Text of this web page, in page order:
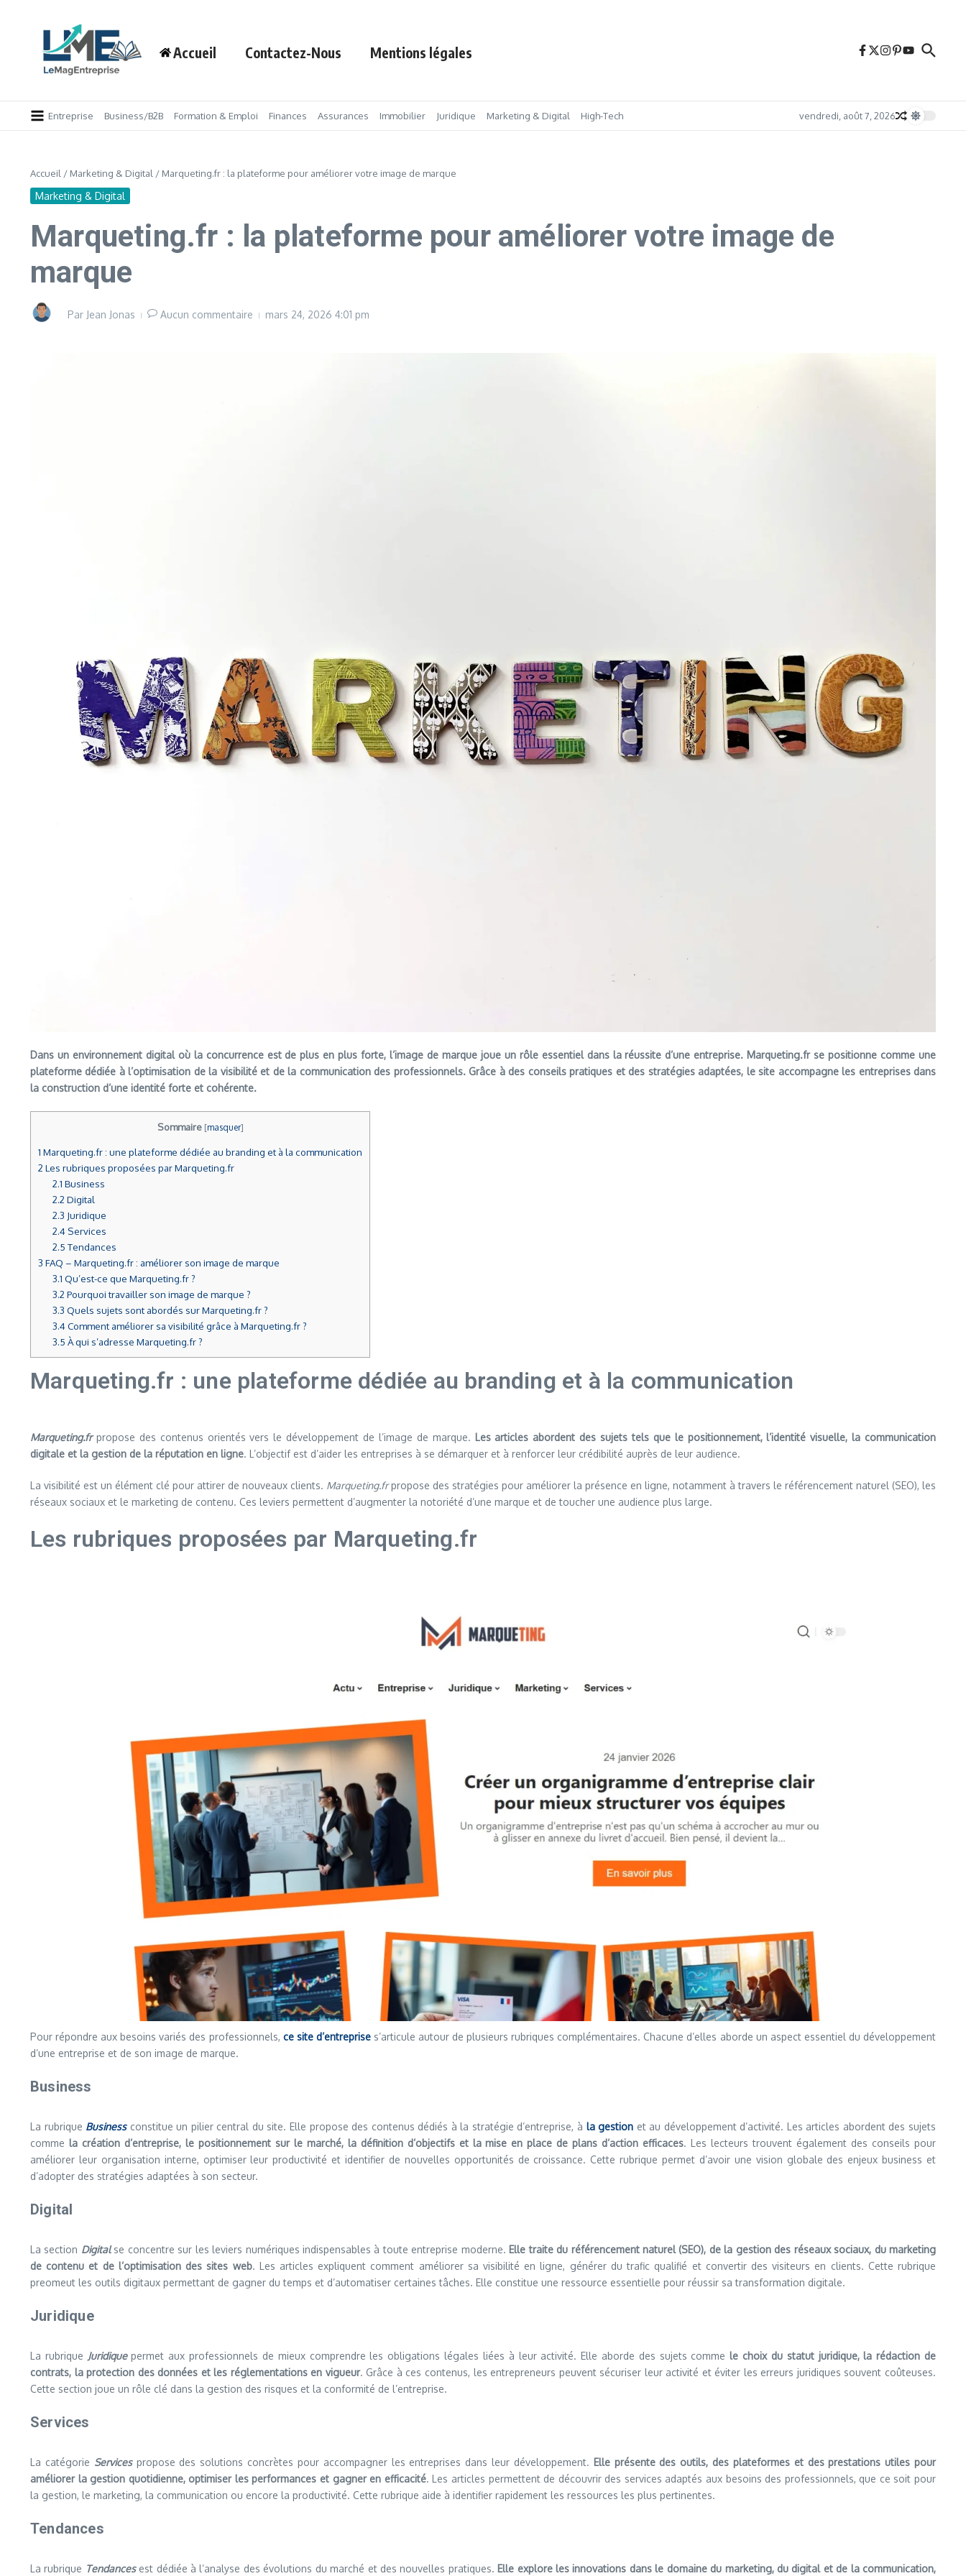
Accueil Contactez-Nous Mentions légales
Entreprise Business/B2B Formation & Emploi Finances Assurances Immobilier Juridique Marketing & Digital High-Tech vendredi, août 7, 2026
Accueil / Marketing & Digital / Marqueting.fr : la plateforme pour améliorer votre image de marque
Marketing & Digital
Marqueting.fr : la plateforme pour améliorer votre image de
marque
Par Jean Jonas Aucun commentaire mars 24, 2026 4:01 pm
Dans un environnement digital où la concurrence est de plus en plus forte, l’image de marque joue un rôle essentiel dans la réussite d’une entreprise. Marqueting.fr se positionne comme une
plateforme dédiée à l’optimisation de la visibilité et de la communication des professionnels. Grâce à des conseils pratiques et des stratégies adaptées, le site accompagne les entreprises dans
la construction d’une identité forte et cohérente.
Sommaire [masquer]
1 Marqueting.fr : une plateforme dédiée au branding et à la communication
2 Les rubriques proposées par Marqueting.fr
2.1 Business
2.2 Digital
2.3 Juridique
2.4Services
2.5Tendances
3 FAQ – Marqueting.fr : améliorer son image de marque
3.1 Qu’est-ce que Marqueting.fr ?
3.2 Pourquoi travailler son image de marque ?
3.3 Quels sujets sont abordés sur Marqueting.fr ?
3.4Comment améliorer sa visibilité grâce à Marqueting.fr ?
3.5 À qui s’adresse Marqueting.fr ?
Marqueting.fr : une plateforme dédiée au branding et à la communication
Marqueting.frpropose des contenus orientés vers le développement de l’image de marque. Les articles abordent des sujets tels que le positionnement, l’identité visuelle, la communication
digitale et la gestion de la réputation en ligne. L’objectif est d’aider les entreprises à se démarquer et à renforcer leur crédibilité auprès de leur audience.
La visibilité est un élément clé pour attirer de nouveaux clients. Marqueting.frpropose des stratégies pour améliorer la présence en ligne, notamment à travers le référencement naturel (SEO), les
réseaux sociaux et le marketing de contenu. Ces leviers permettent d’augmenter la notoriété d’une marque et de toucher une audience plus large.
Les rubriques proposées par Marqueting.fr
Pour répondre aux besoins variés des professionnels, ce site d’entreprises’articule autour de plusieurs rubriques complémentaires. Chacune d’elles aborde un aspect essentiel du développement
d’une entreprise et de son image de marque.
Business
La rubrique Businessconstitue un pilier central du site. Elle propose des contenus dédiés à la stratégie d’entreprise, à la gestion et au développement d’activité. Les articles abordent des sujets
comme la création d’entreprise, le positionnement sur le marché, la définition d’objectifs et la mise en place de plans d’action efficaces. Les lecteurs trouvent également des conseils pour
améliorer leur organisation interne, optimiser leur productivité et identifier de nouvelles opportunités de croissance. Cette rubrique permet d’avoir une vision globale des enjeux business et
d’adopter des stratégies adaptées à son secteur.
Digital
La section Digitalse concentre sur les leviers numériques indispensables à toute entreprise moderne. Elle traite du référencement naturel (SEO), de la gestion des réseaux sociaux, du marketing
de contenu et de l’optimisation des sites web. Les articles expliquent comment améliorer sa visibilité en ligne, générer du trafic qualifié et convertir des visiteurs en clients. Cette rubrique
preomeut les outils digitaux permettant de gagner du temps et d’automatiser certaines tâches. Elle constitue une ressource essentielle pour réussir sa transformation digitale.
Juridique
La rubrique Juridique permet aux professionnels de mieux comprendre les obligations légales liées à leur activité. Elle aborde des sujets commele choix du statut juridique, la rédaction de
contrats, la protection des données et les réglementations en vigueur. Grâce à ces contenus, les entrepreneurs peuvent sécuriser leur activité et éviter les erreurs juridiques souvent coûteuses.
Cette section joue un rôle clé dans la gestion des risques et la conformité de l’entreprise.
Services
La catégorie Servicespropose des solutions concrètes pour accompagner les entreprises dans leur développement. Elle présente des outils, des plateformes et des prestations utiles pour
améliorer la gestion quotidienne, optimiser les performances et gagner en efficacité. Les articles permettent de découvrir des services adaptés aux besoins des professionnels, que ce soit pour
la gestion, le marketing, la communication ou encore la productivité. Cette rubrique aide à identifier rapidement les ressources les plus pertinentes.
Tendances
La rubrique Tendances est dédiée à l’analyse des évolutions du marché et des nouvelles pratiques. Elle explore les innovations dans le domaine du marketing, du digital et de la communication,